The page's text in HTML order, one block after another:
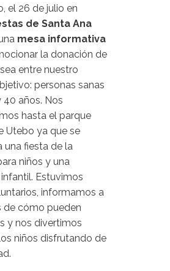
el 26 de julio en
de Santa Ana
mesa informativa
la donación de
entre nuestro
personas sanas
40 años. Nos
hasta el parque
Utebo ya que se
una fiesta de la
niños y una
Estuvimos
informamos a
de cómo pueden
y nos divertimos
niños disfrutando de